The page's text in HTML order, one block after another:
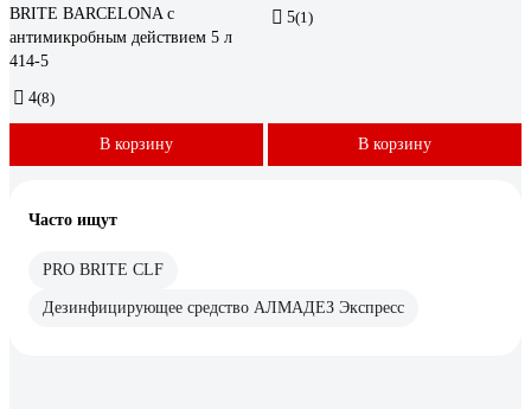
BRITE BARCELONA с
антимикробным действием 5 л
414-5
4(8)
В корзину
5(1)
В корзину
Часто ищут
PRO BRITE CLF
Дезинфицирующее средство АЛМАДЕЗ Экспресс